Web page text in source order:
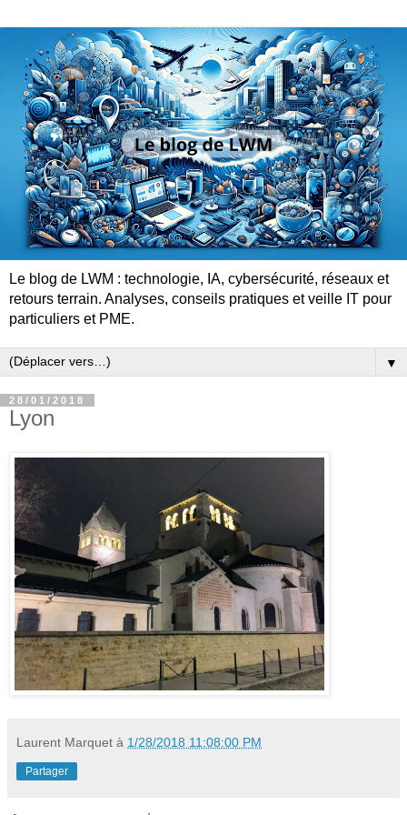
Le blog de LWM : technologie, IA, cybersécurité, réseaux et
retours terrain. Analyses, conseils pratiques et veille IT pour
particuliers et PME.
▼
28/01/2018
Lyon
Laurent Marquet à 1/28/2018 11:08:00 PM
Partager